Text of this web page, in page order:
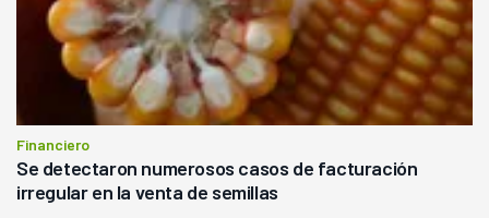
Financiero
Se detectaron numerosos casos de facturación
irregular en la venta de semillas